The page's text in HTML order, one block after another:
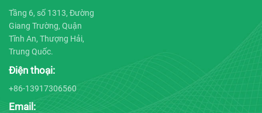
Tầng 6, số 1313, Đường
Giang Trường, Quận
Tĩnh An, Thượng Hải,
Trung Quốc.
Điện thoại:
+86-13917306560
Email: